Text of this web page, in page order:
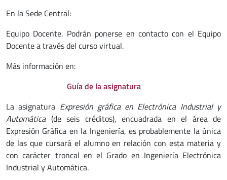
En la Sede Central:
Equipo Docente. Podrán ponerse en contacto con el Equipo
Docente a través del curso virtual.
Más información en:
Guía de la asignatura
La asignatura Expresióngráfica en Electrónica Industrial y
Automática (de seis créditos), encuadrada en el área de
Expresión Gráfica en la Ingeniería, es probablemente la única
de las que cursará el alumno en relación con esta materia y
con carácter troncal en el Grado en Ingeniería Electrónica
Industrial y Automática.